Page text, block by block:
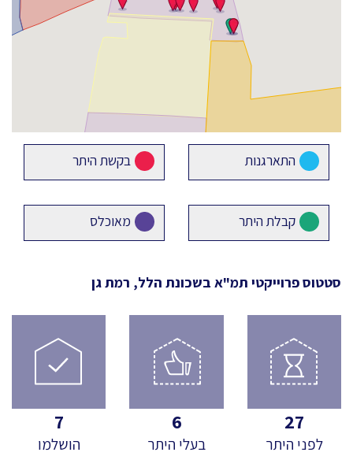
התארגנות בקשת היתר
קבלת היתר מאוכלס
סטטוס פרוייקטי תמ"א בשכונת הלל, רמת גן
27
לפני היתר
6
בעלי היתר
7
הושלמו